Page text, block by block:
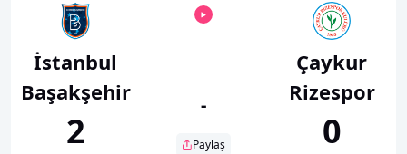
İstanbul
Başakşehir
2
-
Paylaş
Çaykur
Rizespor
0